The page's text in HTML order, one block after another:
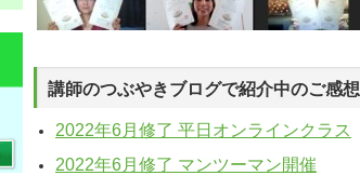
講師のつぶやきブログで紹介中のご感想
2022年6月修了 平日オンラインクラス
2022年6月修了 マンツーマン開催